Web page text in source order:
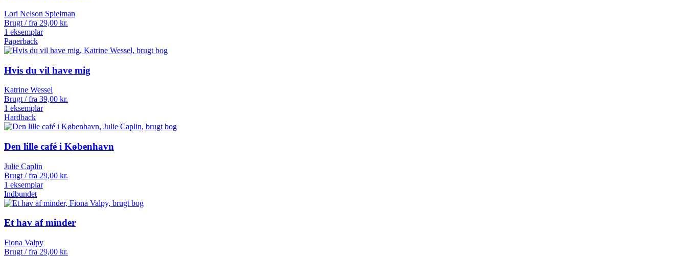
Lori Nelson Spielman
Brugt / fra 29,00 kr.
1 eksemplar
Paperback
Hvis du vil have mig
Katrine Wessel
Brugt / fra 39,00 kr.
1 eksemplar
Hardback
Den lille café i København
Julie Caplin
Brugt / fra 29,00 kr.
1 eksemplar
Indbundet
Et hav af minder
Fiona Valpy
Brugt / fra 29,00 kr.